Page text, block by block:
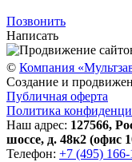
Позвонить
Написать
© Компания
Создание и
Публичная оферта
Политика
Наш адрес: 127566,
шоссе, д. 48к2 (офис
Телефон: +7 (495) 166-